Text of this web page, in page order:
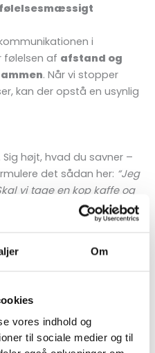
Om
vores indhold og
til sociale medier og til
i
følelsen af afstand og
. Når vi stopper
kan der opstå en usynlig
højt, hvad du savner –
det sådan her: “Jeg
vi tage en kop kaffe og
i parforholdet
tegn, kan det være en
og forstå